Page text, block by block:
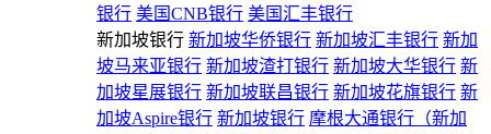
银行 美国CNB银行 美国汇丰银行
新加坡银行 新加坡华侨银行 新加坡汇丰银行 新加
坡马来亚银行 新加坡渣打银行 新加坡大华银行 新
加坡星展银行 新加坡联昌银行 新加坡花旗银行 新
加坡Aspire银行 新加坡银行 摩根大通银行（新加